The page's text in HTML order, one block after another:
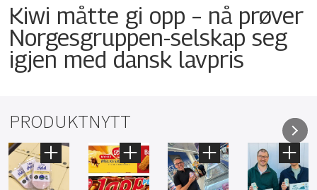
Kiwi måtte gi opp – nå prøver
Norgesgruppen-selskap seg
igjen med dansk lavpris
PRODUKTNYTT